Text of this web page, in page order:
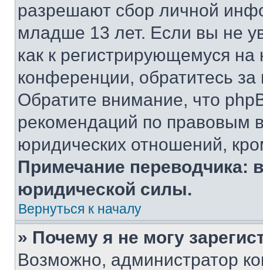
разрешают сбор личной
младше 13 лет. Если вы не
как к регистрирующемуся
конференции, обратитесь
Обратите внимание, что
рекомендаций по правовым
юридических отношений,
Примечание переводчика:
юридической силы.
Вернуться к началу
» Почему я не могу
Возможно, администратор